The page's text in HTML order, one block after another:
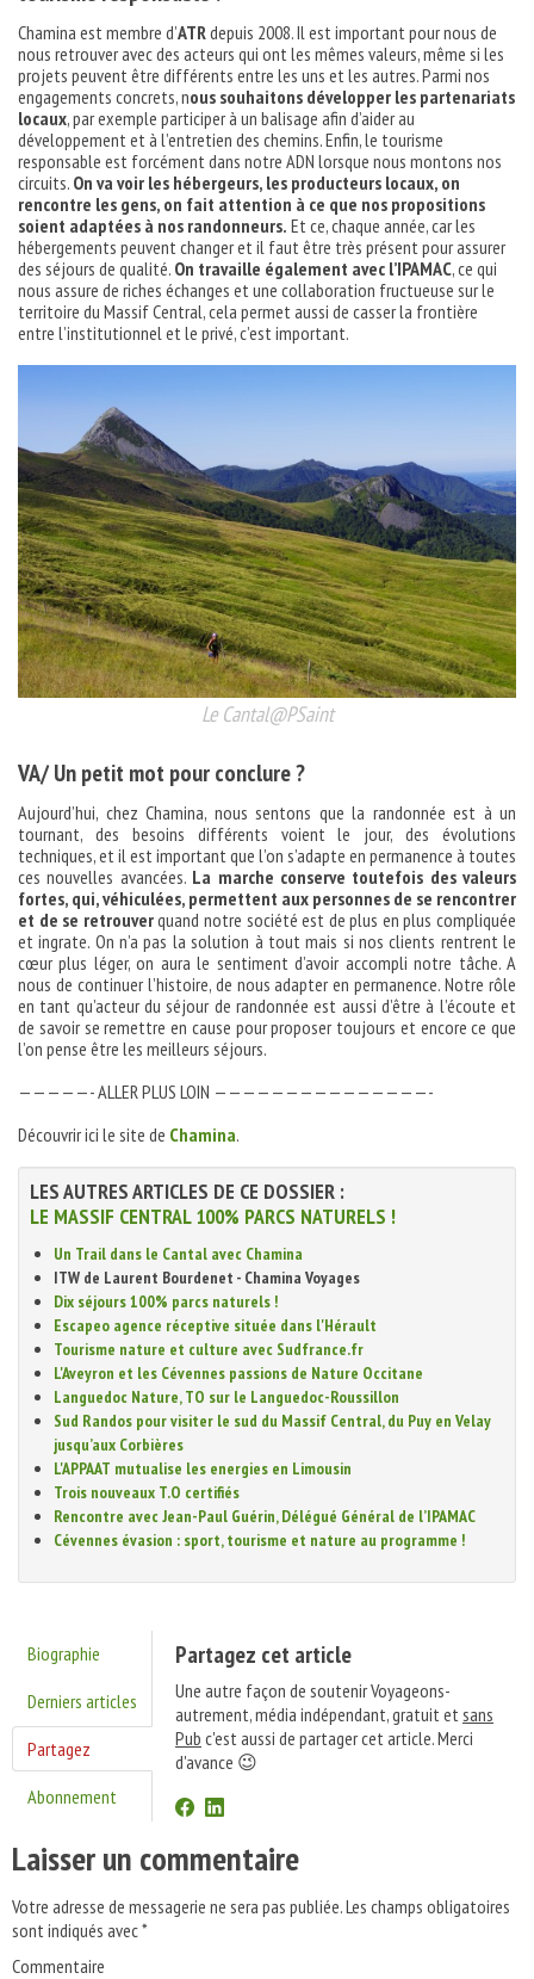
Chamina est membre d’ATRdepuis 2008. Il est important pour nous de
nous retrouver avec des acteurs qui ont les mêmes valeurs, même si les
projets peuvent être différents entre les uns et les autres. Parmi nos
engagements concrets, nous souhaitons développer les partenariats
locaux, par exemple participer à un balisage afin d’aider au
développement et à l’entretien des chemins. Enfin, le tourisme
responsable est forcément dans notre ADN lorsque nous montons nos
circuits. On va voir les hébergeurs, les producteurs locaux, on
rencontre les gens, on fait attention à ce que nos propositions
soient adaptées à nos randonneurs. Et ce, chaque année, car les
hébergements peuvent changer et il faut être très présent pour assurer
des séjours de qualité. On travaille également avec l’IPAMAC, ce qui
nous assure de riches échanges et une collaboration fructueuse sur le
territoire du Massif Central, cela permet aussi de casser la frontière
entre l’institutionnel et le privé, c’est important.
Le Cantal@PSaint
VA/ Un petit mot pour conclure ?
Aujourd’hui, chez Chamina, nous sentons que la randonnée est à un
tournant, des besoins différents voient le jour, des évolutions
techniques, et il est important que l’on s’adapte en permanence à toutes
ces nouvelles avancées. La marche conserve toutefois des valeurs
fortes, qui, véhiculées, permettent aux personnes de se rencontrer
et de se retrouverquand notre société est de plus en plus compliquée
et ingrate. On n’a pas la solution à tout mais si nos clients rentrent le
cœur plus léger, on aura le sentiment d’avoir accompli notre tâche. A
nous de continuer l’histoire, de nous adapter en permanence. Notre rôle
en tant qu’acteur du séjour de randonnée est aussi d’être à l’écoute et
de savoir se remettre en cause pour proposer toujours et encore ce que
l’on pense être les meilleurs séjours.
—————- ALLER PLUS LOIN ———————————————-
Découvrir ici le site de Chamina.
LES AUTRES ARTICLES DE CE DOSSIER :
LE MASSIF CENTRAL 100% PARCS NATURELS !
Un Trail dans le Cantal avec Chamina
ITW de Laurent Bourdenet - Chamina Voyages
Dix séjours 100% parcs naturels !
Escapeo agence réceptive située dans l'Hérault
Tourisme nature et culture avec Sudfrance.fr
L'Aveyron et les Cévennes passions de Nature Occitane
Languedoc Nature, TO sur le Languedoc-Roussillon
Sud Randos pour visiter le sud du Massif Central, du Puy en Velay
jusqu’aux Corbières
L'APPAAT mutualise les energies en Limousin
Trois nouveaux T.O certifiés
Rencontre avec Jean-Paul Guérin, Délégué Général de l’IPAMAC
Cévennes évasion : sport, tourisme et nature au programme !
Biographie
Derniers articles
Partagez
Abonnement
Partagez cet article
Une autre façon de soutenir Voyageons-
autrement, média indépendant, gratuit et sans
Pub c'est aussi de partager cet article. Merci
d'avance 😉
Laisser un commentaire
Votre adresse de messagerie ne sera pas publiée.Les champs obligatoires
sont indiqués avec*
Commentaire